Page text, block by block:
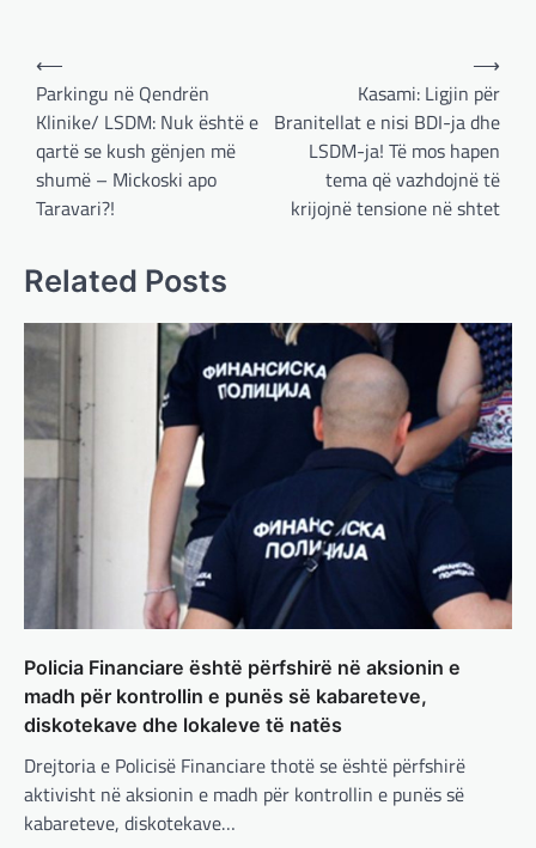
Post
navigation
⟵
Parkingu në Qendrën
Klinike/ LSDM: Nuk është e
qartë se kush gënjen më
shumë – Mickoski apo
Taravari?!
Kasami: Ligjin për
Branitellat e nisi BDI-ja dhe
LSDM-ja! Të mos hapen
tema që vazhdojnë të
krijojnë tensione në shtet
⟶
Related Posts
Policia Financiare është përfshirë në aksionin e
madh për kontrollin e punës së kabareteve,
diskotekave dhe lokaleve të natës
Drejtoria e Policisë Financiare thotë se është përfshirë
aktivisht në aksionin e madh për kontrollin e punës së
kabareteve, diskotekave…
BOTA,LAJME MË TË FUNDIT,OPINIONE
RAJONI,SPECIALE
Gjermani, ekspertët sugjerojnë
400 miliardë euro për mbrojtje
adminadmin March 4, 2025
Gjermania ndodhet aktualisht në kulmin e
përpjekjeve për krijimin e qeverisë dhe koha
nuk pret. CDU/CSU dhe SPD po vazhdojnë…
BOTA, MISTER SPECIALE
Çka ndodhë tash pas
ndërprerjes së ndihmës
ushtarake për Ukrainën nga
Trump
adminadmin March 4, 2025
Pas takimit të liderëve evropianë në Londër,
francezët dhe britanikët kanë hartuar një
plan paqeje për luftën në Ukrainë, të…